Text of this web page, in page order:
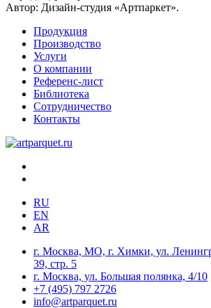
Автор: Дизайн-студия «Артпаркет».
Продукция
Производство
Услуги
О компании
Референс-лист
Библиотека
Сотрудничество
Контакты
RU
EN
AR
г. Москва, МО, г. Химки, ул.
39, стр. 5
г. Москва, ул. Большая полянка, 4/10
+7 (495) 797 2726
info@artparquet.ru